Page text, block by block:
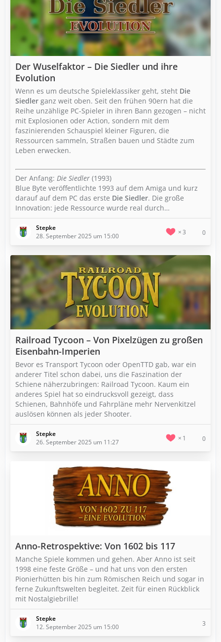
Der Wuselfaktor – Die Siedler und ihre
Evolution
Wenn es um deutsche Spieleklassiker geht, steht Die
Siedler ganz weit oben. Seit den frühen 90ern hat die
Reihe unzählige PC-Spieler in ihren Bann gezogen – nicht
mit Explosionen oder Action, sondern mit dem
faszinierenden Schauspiel kleiner Figuren, die
Ressourcen sammeln, Straßen bauen und Städte zum
Leben erwecken.
Der Anfang: Die Siedler (1993)
Blue Byte veröffentlichte 1993 auf dem Amiga und kurz
darauf auf dem PC das erste Die Siedler. Die große
Innovation: jede Ressource wurde real durch…
Stepke
28. September 2025 um 15:00
3 0
Railroad Tycoon – Von Pixelzügen zu großen
Eisenbahn-Imperien
Bevor es Transport Tycoon oder OpenTTD gab, war ein
anderer Titel schon dabei, uns die Faszination der
Schiene näherzubringen: Railroad Tycoon. Kaum ein
anderes Spiel hat so eindrucksvoll gezeigt, dass
Schienen, Bahnhöfe und Fahrpläne mehr Nervenkitzel
auslösen können als jeder Shooter.
Stepke
26. September 2025 um 11:27
1 0
Anno-Retrospektive: Von 1602 bis 117
Manche Spiele kommen und gehen. Aber Anno ist seit
1998 eine feste Größe – und hat uns von den ersten
Pionierhütten bis hin zum Römischen Reich und sogar in
ferne Zukunftswelten begleitet. Zeit für einen Rückblick
mit Nostalgiebrille!
Stepke
12. September 2025 um 15:00
3